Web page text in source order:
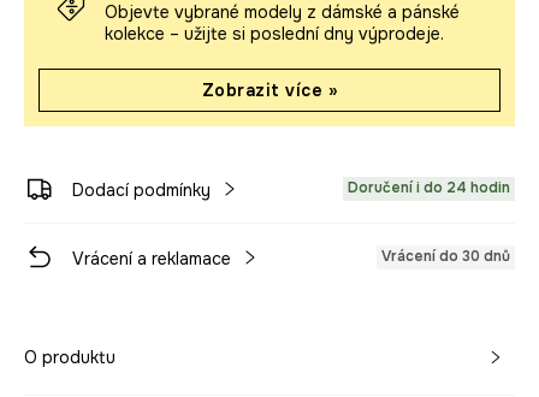
Objevte vybrané modely z dámské a pánské
kolekce – užijte si poslední dny výprodeje.
Zobrazit více »
Dodací podmínky Doručení i do 24 hodin
Vrácení a reklamace Vrácení do 30 dnů
O produktu